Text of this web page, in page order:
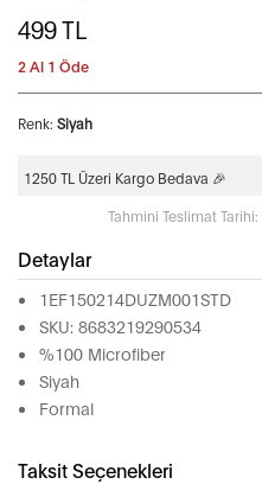
499TL
2 Al 1 Öde
Renk: Siyah
1250 TL Üzeri Kargo Bedava 🎉
Tahmini Teslimat Tarihi:
Detaylar
1EF150214DUZM001STD
SKU: 8683219290534
%100 Microfiber
Siyah
Formal
Taksit Seçenekleri